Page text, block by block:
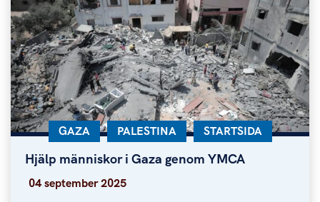
Hjälp människor i Gaza genom YMCA
Hjälp människor i Gaza genom YMCA
KATEGORI:
GAZA KATEGORI:
PALESTINA KATEGORI:
STARTSIDA
04 september 2025